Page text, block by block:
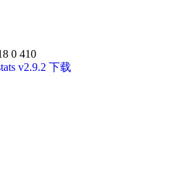
0 410